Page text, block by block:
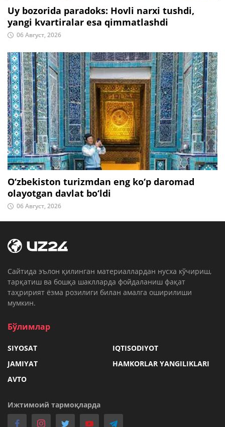
Uy bozorida paradoks: Hovli narxi tushdi,
yangi kvartiralar esa qimmatlashdi
06 Август, 2026
O‘zbekiston turizmdan eng ko‘p daromad
olayotgan davlat bo‘ldi
06 Август, 2026
Cайтида эълон қилинган материаллардан нусха кўчириш,
тарқатиш ва бошқа шаклларда фойдаланиш фақат
таҳририят ёзма розилиги билан амалга оширилиши
мумкин.
Бўлимлар
SIYOSAT
IQTISODIYOT
JAMIYAT
HAMKORLAR YANGILIKLARI
AVTO
Ижтимоий тармоқларда